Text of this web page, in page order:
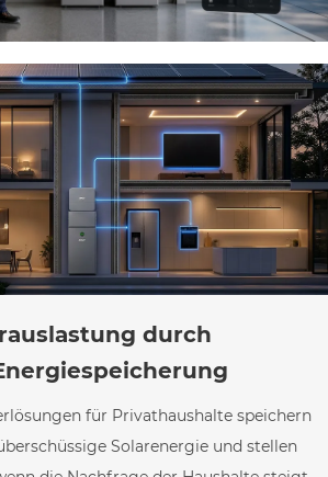
durch
für Privathaushalte speichern
Solarenergie und stellen